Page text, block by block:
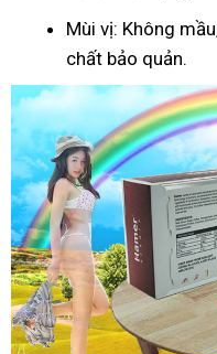
Mùi vị: Không
chất bảo quản.